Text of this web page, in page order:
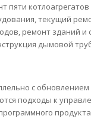
пяти
текущий
ремонт зданий и
дымовой
с
подходы к